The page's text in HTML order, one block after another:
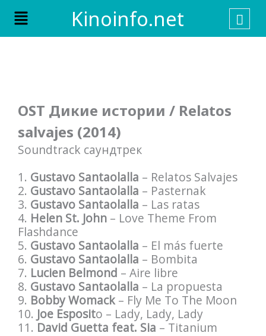
Skip
content
Kinoinfo.net
Menu
OST Дикие истории / Relatos
salvajes (2014)
Soundtrack саундтрек
1. Gustavo Santaolalla – Relatos Salvajes
2. Gustavo Santaolalla – Pasternak
3. Gustavo Santaolalla – Las ratas
4. Helen St. John– Love Theme From
Flashdance
5. Gustavo Santaolalla – El más fuerte
6. Gustavo Santaolalla – Bombita
7. Lucien Belmond – Aire libre
8. Gustavo Santaolalla – La propuesta
9. Bobby Womack– Fly Me To The Moon
10. Joe Esposito – Lady, Lady, Lady
11. David Guetta feat. Sia – Titanium